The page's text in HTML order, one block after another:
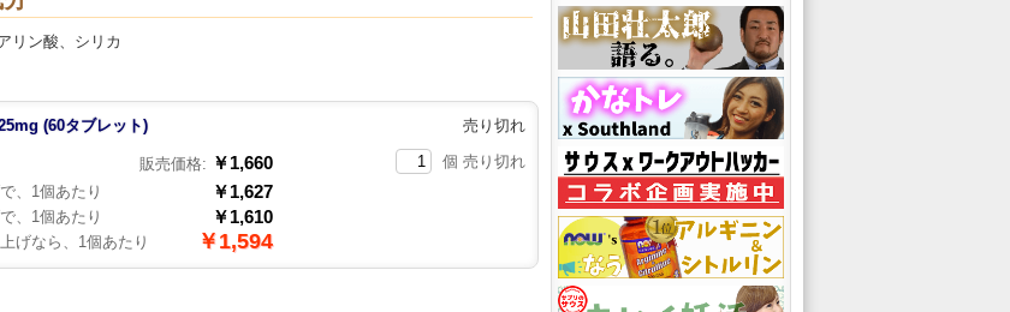
リン酸、シリカ
(60タブレット) 売り切れ
販売価格: ￥1,660
、1個あたり ￥1,627
、1個あたり ￥1,610
げなら、1個あたり ￥1,594
個 売り切れ